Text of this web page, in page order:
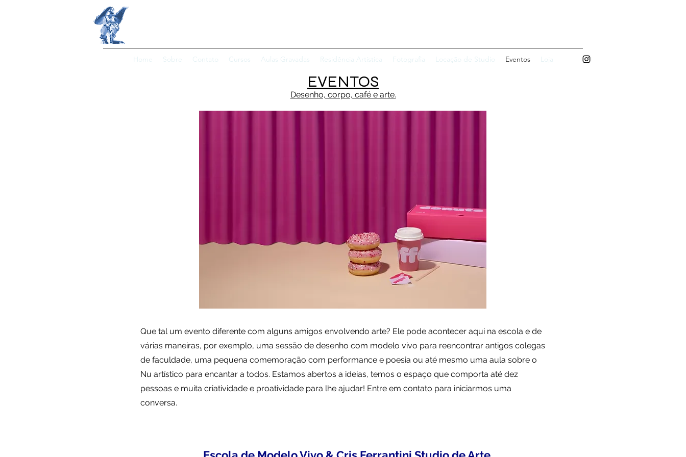
Home Sobre Contato Cursos Aulas Gravadas Residência Artística Fotografia Locação de Studio Eventos Loja
EVENTOS
Desenho, corpo, café e arte.
Que tal um evento diferente com alguns amigos envolvendo arte? Ele pode acontecer aqui na escola e de
várias maneiras, por exemplo, uma sessão de desenho com modelo vivo para reencontrar antigos colegas
de faculdade, uma pequena comemoração com performance e poesia ou até mesmo uma aula sobre o
Nu artístico para encantar a todos. Estamos abertos a ideias, temos o espaço que comporta até dez
pessoas e muita criatividade e proatividade para lhe ajudar! Entre em contato para iniciarmos uma
conversa.